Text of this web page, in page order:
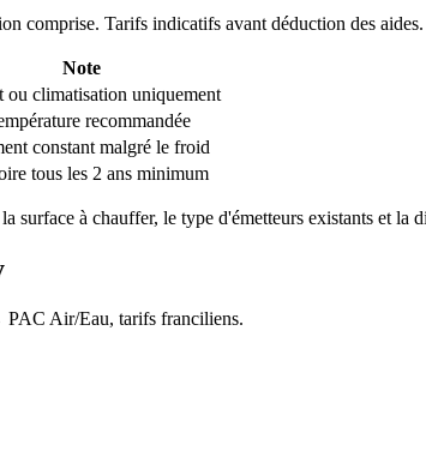
comprise. Tarifs indicatifs avant déduction des aides.
Note
ou climatisation uniquement
recommandée
constant malgré le froid
tous les 2 ans minimum
surface à chauffer, le type d'émetteurs existants et la
PAC Air/Eau, tarifs franciliens.